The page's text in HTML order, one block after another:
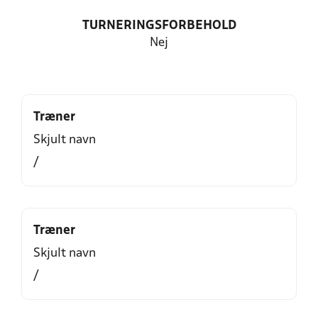
TURNERINGSFORBEHOLD
Nej
Træner
Skjult navn
/
Træner
Skjult navn
/